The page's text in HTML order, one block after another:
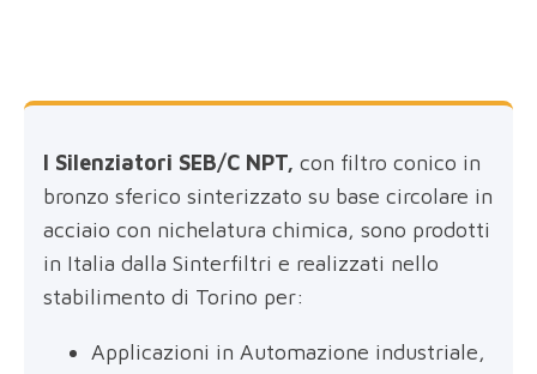
I Silenziatori SEB/C NPT, con filtro conico in
bronzo sferico sinterizzato su base circolare in
acciaio con nichelatura chimica, sono prodotti
in Italia dalla Sinterfiltri e realizzati nello
stabilimento di Torino per:
Applicazioni in Automazione industriale,